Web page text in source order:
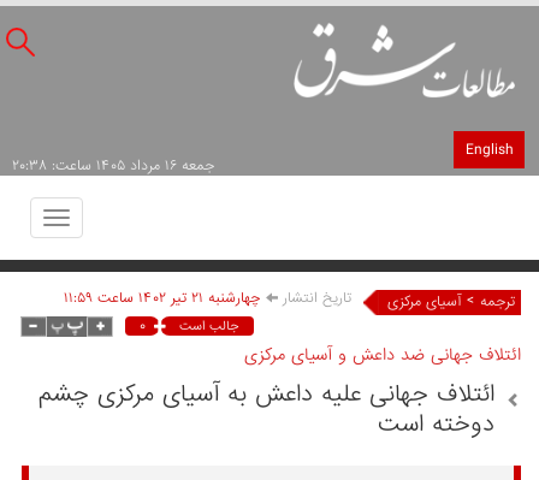
English
جمعه ۱۶ مرداد ۱۴۰۵ ساعت: ۲۰:۳۸
Toggle
ترجمه > آسیای مرکزی تاریخ انتشار چهارشنبه ۲۱ تير ۱۴۰۲ ساعت ۱۱:۵۹
جالب است ۰
ائتلاف جهانی ضد داعش و آسیای مرکزی
ائتلاف جهانی علیه داعش به آسیای مرکزی چشم
دوخته است